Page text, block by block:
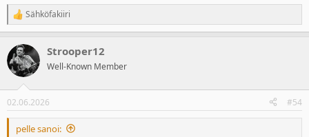
R
e
c
t
i
s
:
Sähköfakiiri
Strooper12
Well-Known Member
02.06.2026 #54
pelle sanoi: